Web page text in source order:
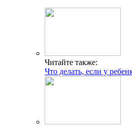
Читайте также:
Что делать, если у